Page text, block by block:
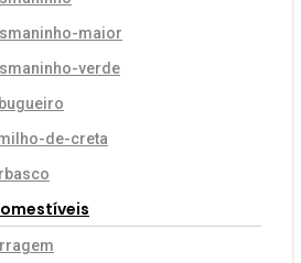
maior
verde
de-creta